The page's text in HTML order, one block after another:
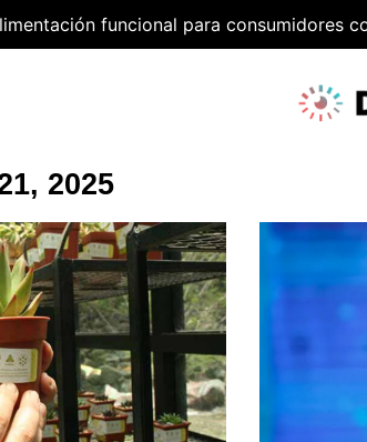
funcional para consumidores
2025